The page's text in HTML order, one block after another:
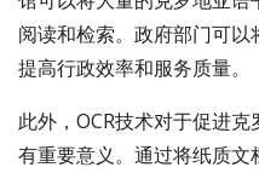
阅读和检索。政府部门可以
提高行政效率和服务质量。
此外，OCR技术对于促进
有重要意义。通过将纸质